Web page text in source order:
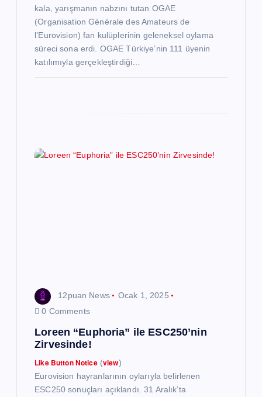
kala, yarışmanın nabzını tutan OGAE
(Organisation Générale des Amateurs de
l’Eurovision) fan kulüplerinin geleneksel oylama
süreci sona erdi. OGAE Türkiye’nin 111 üyenin
katılımıyla gerçekleştirdiği…
12puan News
Ocak 1, 2025
0 Comments
Loreen “Euphoria” ile ESC250’nin
Zirvesinde!
Like Button Notice(view)
Eurovision hayranlarının oylarıyla belirlenen
ESC250 sonuçları açıklandı. 31 Aralık’ta